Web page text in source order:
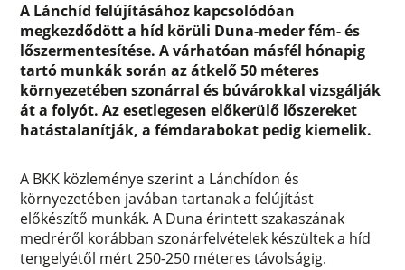
A Lánchíd felújításához kapcsolódóan
megkezdődött a híd körüli Duna-meder fém- és
lőszermentesítése. A várhatóan másfél hónapig
tartó munkák során az átkelő 50 méteres
környezetében szonárral és búvárokkal vizsgálják
át a folyót. Az esetlegesen előkerülő lőszereket
hatástalanítják, a fémdarabokat pedig kiemelik.
A BKK közleménye szerint a Lánchídon és
környezetében javában tartanak a felújítást
előkészítő munkák. A Duna érintett szakaszának
medréről korábban szonárfelvételek készültek a híd
tengelyétől mért 250-250 méteres távolságig.